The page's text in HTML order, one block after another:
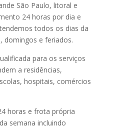
São Paulo, litoral e
24 horas por dia e
todos os dias da
domingos e feriados.
para os serviços
a residências,
hospitais, comércios
horas e frota própria
semana incluindo